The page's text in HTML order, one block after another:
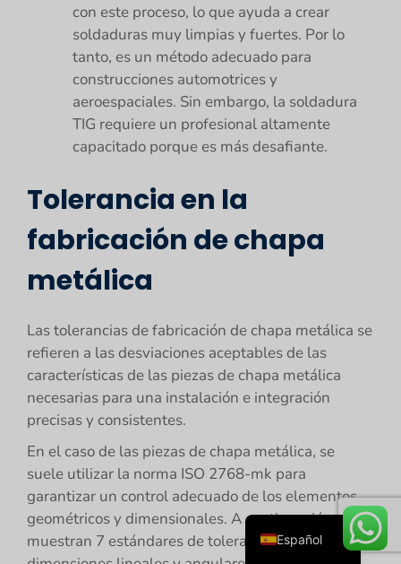
con este proceso, lo que ayuda a crear
soldaduras muy limpias y fuertes. Por lo
tanto, es un método adecuado para
construcciones automotrices y
aeroespaciales. Sin embargo, la soldadura
TIG requiere un profesional altamente
capacitado porque es más desafiante.
Tolerancia en la
fabricación de chapa
metálica
Las tolerancias de fabricación de chapa metálica se
refieren a las desviaciones aceptables de las
características de las piezas de chapa metálica
necesarias para una instalación e integración
precisas y consistentes.
En el caso de las piezas de chapa metálica, se
suele utilizar la norma ISO 2768-mk para
garantizar un control adecuado de los elementos
geométricos y dimensionales. A continuación, se
muestran 7 estándares de tolerancia que abarcan
Español
العربية
English
Français
Português
Русский